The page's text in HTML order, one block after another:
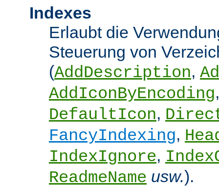
Indexes
Erlaubt die
Steuerung von
(AddDescription,
AddIconByEncoding
DefaultIcon,
FancyIndexing,
IndexIgnore,
ReadmeName usw.).